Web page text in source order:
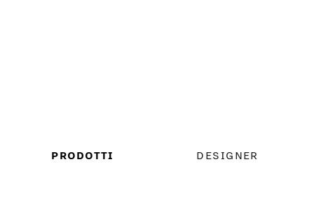
PRINCIPALE
PRODOTTI DESIGNER